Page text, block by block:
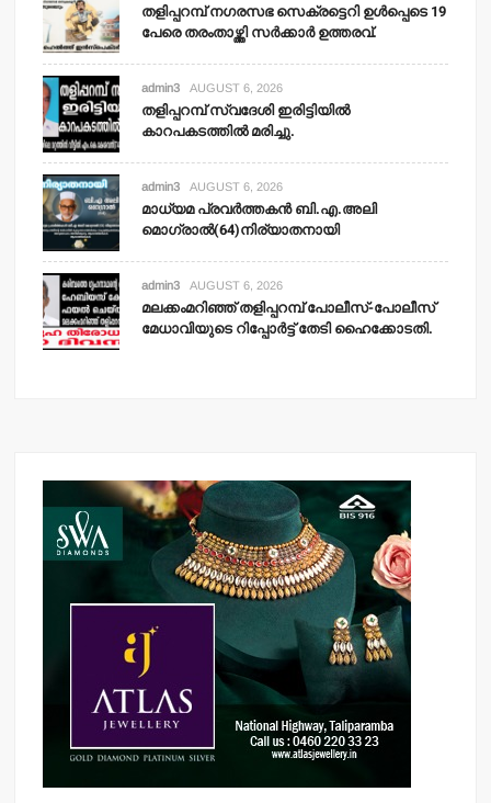
തളിപ്പറമ്പ് നഗരസഭ സെക്രട്ടെറി ഉള്‍പ്പെടെ 19
പേരെ തരംതാഴ്ത്തി സര്‍ക്കാര്‍ ഉത്തരവ്.
admin3 AUGUST 6, 2026
തളിപ്പറമ്പ് സ്വദേശി ഇരിട്ടിയില്‍
കാറപകടത്തില്‍ മരിച്ചു.
admin3 AUGUST 6, 2026
മാധ്യമ പ്രവര്‍ത്തകന്‍ ബി.എ.അലി
മൊഗ്രാല്‍(64)നിര്യാതനായി
admin3 AUGUST 6, 2026
മലക്കംമറിഞ്ഞ് തളിപ്പറമ്പ് പോലീസ്-പോലീസ്
മേധാവിയുടെ റിപ്പോര്‍ട്ട് തേടി ഹൈക്കോടതി.